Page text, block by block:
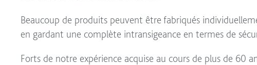
Beaucoup de produits peuvent être fabriqués
en gardant une complète intransigeance en termes de
Forts de notre expérience acquise au cours de plus de 60